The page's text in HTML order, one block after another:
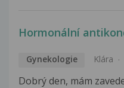
Hormonální
Gynekologie Klára
Dobrý den, mám